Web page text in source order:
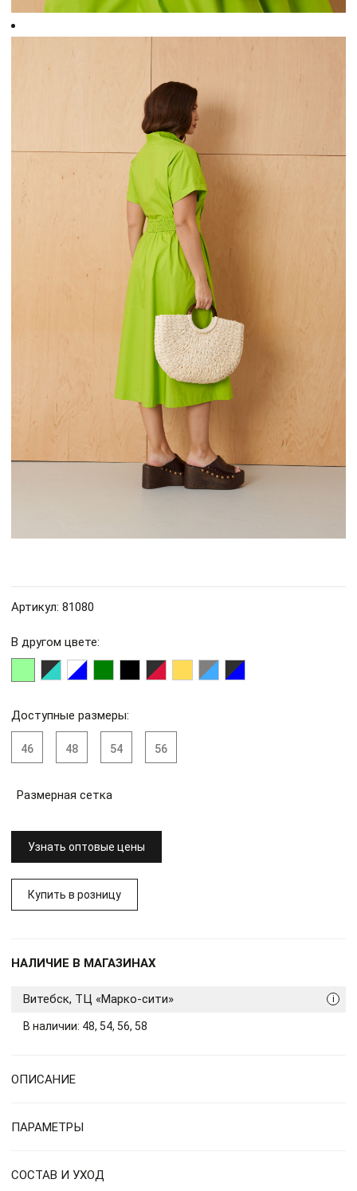
Артикул: 81080
В другом цвете:
Доступные размеры:
46 48 54 56
Размерная сетка
Узнать оптовые цены
Купить в розницу
НАЛИЧИЕ В МАГАЗИНАХ
i
Витебск, ТЦ «Марко-сити»
В наличии: 48, 54, 56, 58
ОПИСАНИЕ
ПАРАМЕТРЫ
СОСТАВ И УХОД